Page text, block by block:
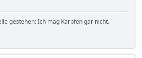
gestehen: Ich mag Karpfen gar nicht." -